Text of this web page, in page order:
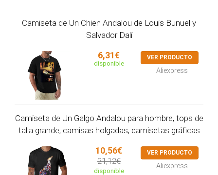
Camiseta de Un Chien Andalou de Louis Bunuel y
Salvador Dalí
6,31€
disponible
VER PRODUCTO
Aliexpress
Camiseta de Un Galgo Andalou para hombre, tops de
talla grande, camisas holgadas, camisetas gráficas
10,56€
21,12€
disponible
VER PRODUCTO
Aliexpress